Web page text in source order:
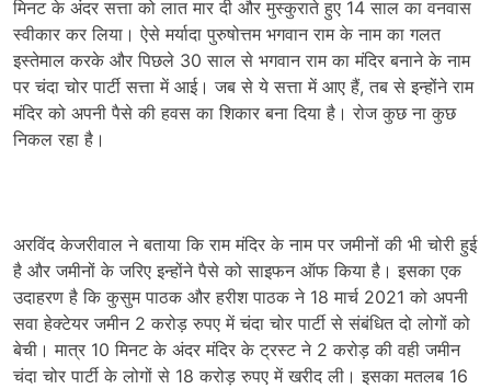
मिनट के अंदर सत्ता को लात मार दी और मुस्कुराते हुए 14 साल का वनवास
स्वीकार कर लिया। ऐसे मर्यादा पुरुषोत्तम भगवान राम के नाम का गलत
इस्तेमाल करके और पिछले 30 साल से भगवान राम का मंदिर बनाने के नाम
पर चंदा चोर पार्टी सत्ता में आई। जब से ये सत्ता में आए हैं, तब से इन्होंने राम
मंदिर को अपनी पैसे की हवस का शिकार बना दिया है। रोज कुछ ना कुछ
निकल रहा है।
अरविंद केजरीवाल ने बताया कि राम मंदिर के नाम पर जमीनों की भी चोरी हुई
है और जमीनों के जरिए इन्होंने पैसे को साइफन ऑफ किया है। इसका एक
उदाहरण है कि कुसुम पाठक और हरीश पाठक ने 18 मार्च 2021 को अपनी
सवा हेक्टेयर जमीन 2 करोड़ रुपए में चंदा चोर पार्टी से संबंधित दो लोगों को
बेची। मात्र 10 मिनट के अंदर मंदिर के ट्रस्ट ने 2 करोड़ की वही जमीन
चंदा चोर पार्टी के लोगों से 18 करोड़ रुपए में खरीद ली। इसका मतलब 16